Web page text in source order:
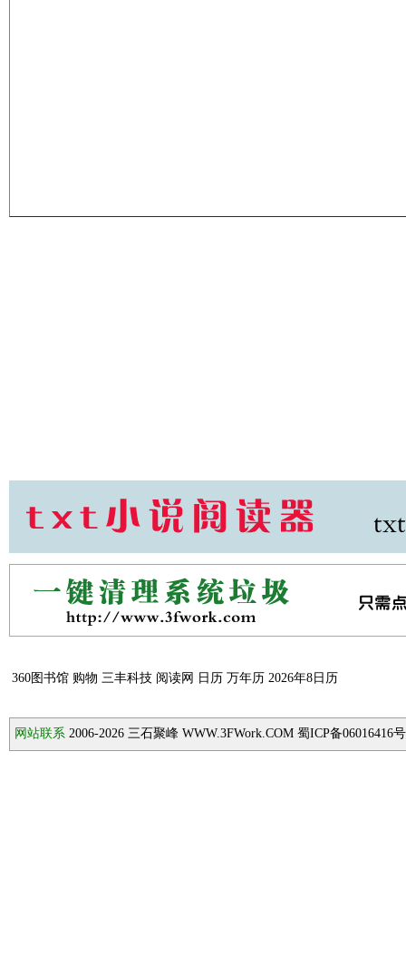
360图书馆 购物 三丰科技 阅读网 日历 万年历 2026年8日历
网站联系 2006-2026 三石聚峰 WWW.3FWork.COM 蜀ICP备06016416号